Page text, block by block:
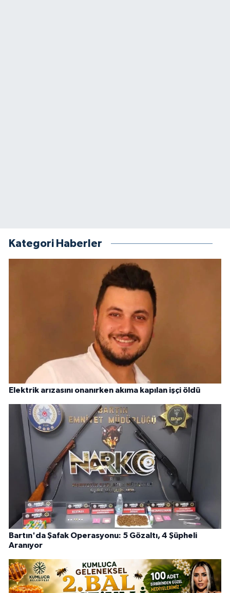
Kategori Haberler
Elektrik arızasını onanırken akıma kapılan işçi öldü
Bartın'da Şafak Operasyonu: 5 Gözaltı, 4 Şüpheli
Aranıyor